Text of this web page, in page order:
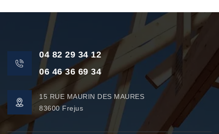
04 82 29 34 12
06 46 36 69 34
15 RUE MAURIN DES MAURES
83600 Frejus